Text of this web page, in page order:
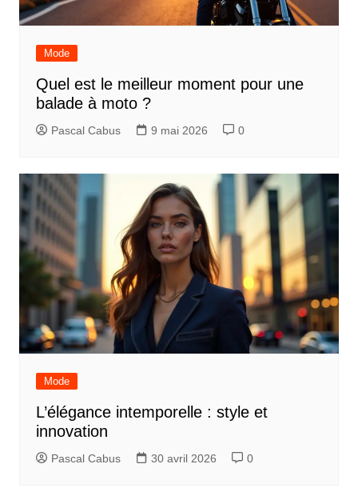
Mode
Quel est le meilleur moment pour une
balade à moto ?
Pascal Cabus 9 mai 2026 0
Mode
L’élégance intemporelle : style et
innovation
Pascal Cabus 30 avril 2026 0